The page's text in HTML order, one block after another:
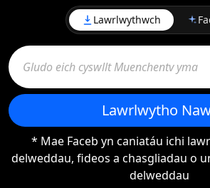
Lawrlwythwch
Lawrlwytho
* Mae Faceb yn caniatáu ichi
delweddau, fideos a chasgliadau o
delweddau